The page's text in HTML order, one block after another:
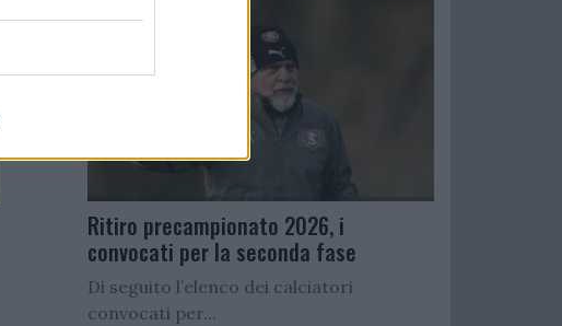
Ritiro precampionato 2026, i
convocati per la seconda fase
Di seguito l’elenco dei calciatori
convocati per...